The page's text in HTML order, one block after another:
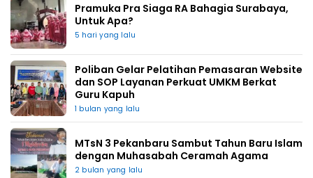
Pramuka Pra Siaga RA Bahagia Surabaya,
Untuk Apa?
5 hari yang lalu
Poliban Gelar Pelatihan Pemasaran Website
dan SOP Layanan Perkuat UMKM Berkat
Guru Kapuh
1 bulan yang lalu
MTsN 3 Pekanbaru Sambut Tahun Baru Islam
dengan Muhasabah Ceramah Agama
2 bulan yang lalu